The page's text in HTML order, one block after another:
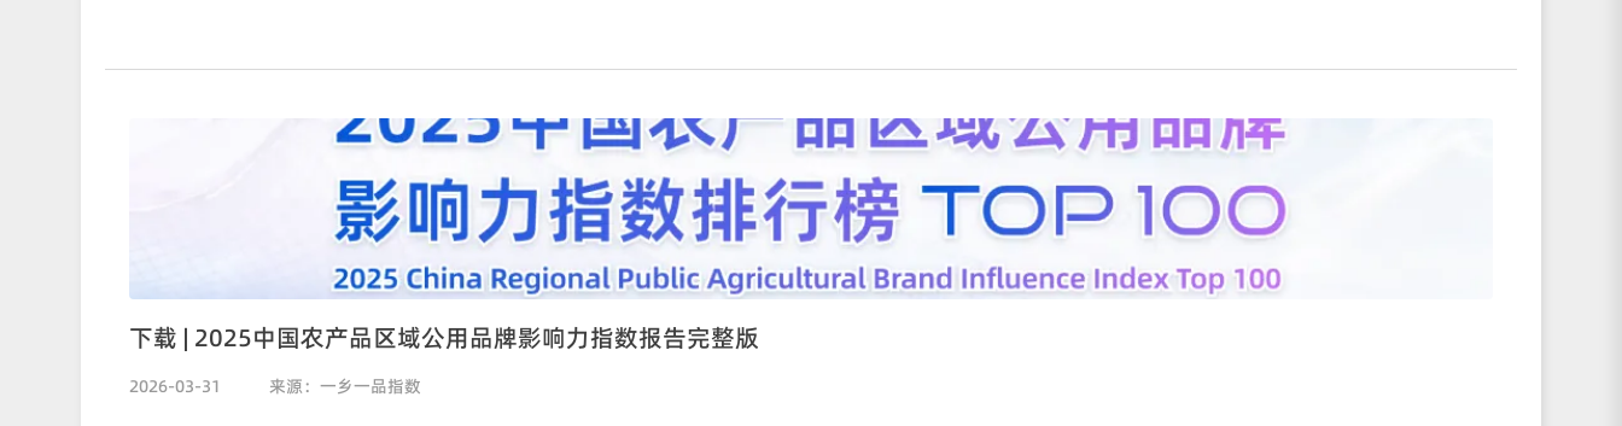
下载 | 2025中国农产品区域公用品牌影响力指数报告完整版
2026-03-31 来源：一乡一品指数